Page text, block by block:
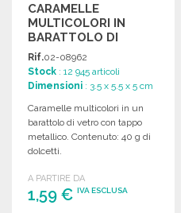
CARAMELLE
MULTICOLORI IN
BARATTOLO DI
VETRO 40 G
Rif.02-08962
Stock : 12 945 articoli
Dimensioni : 3.5 x 5.5 x 5 cm
Caramelle multicolori in un
barattolo di vetro con tappo
metallico. Contenuto: 40 g di
dolcetti.
A PARTIRE DA
1,59 € IVA ESCLUSA